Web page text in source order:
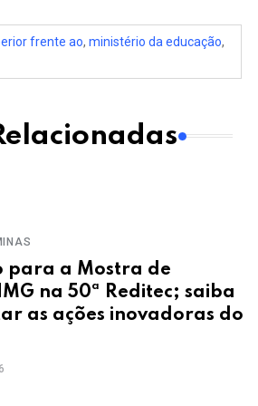
frente ao, ministério da educação,
para a Mostra de
na 50ª Reditec; saiba
as ações inovadoras do